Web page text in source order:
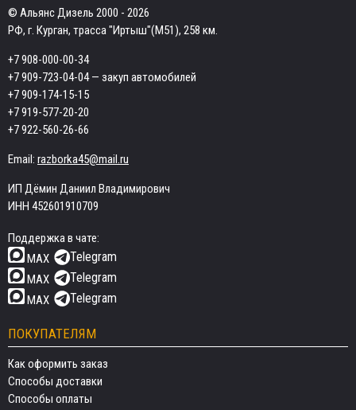
© Альянс Дизель 2000 - 2026
РФ, г. Курган, трасса "Иртыш"(М51), 258 км.
+7 908-000-00-34
+7 909-723-04-04— закуп автомобилей
+7 909-174-15-15
+7 919-577-20-20
+7 922-560-26-66
Email: razborka45@mail.ru
ИП Дёмин Даниил Владимирович
ИНН 452601910709
Поддержка в чате:
MAX
Telegram
MAX Telegram
MAX Telegram
ПОКУПАТЕЛЯМ
Как оформить заказ
Способы доставки
Способы оплаты